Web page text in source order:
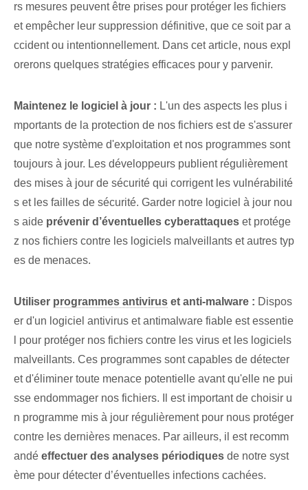
rs mesures peuvent être prises pour protéger les fichiers
et empêcher leur suppression définitive, que ce soit par a
ccident ou intentionnellement. Dans cet article, nous expl
orerons quelques stratégies efficaces pour y parvenir.
Maintenez le logiciel à jour : L'un des aspects les plus i
mportants de la protection de nos fichiers est de s'assurer
que notre système d'exploitation et nos programmes sont
toujours à jour. Les développeurs publient régulièrement
des mises à jour de sécurité qui corrigent les vulnérabilité
s et les failles de sécurité. Garder notre logiciel à jour nou
s aide prévenir d’éventuelles cyberattaques et protége
z nos fichiers contre les logiciels malveillants et autres typ
es de menaces.
Utiliser programmes antivirus et anti-malware : Dispos
er d'un logiciel antivirus et antimalware fiable est essentie
l pour protéger nos fichiers contre les virus et les logiciels
malveillants. Ces programmes sont capables de détecter
et d'éliminer toute menace potentielle avant qu'elle ne pui
sse endommager nos fichiers. Il est important de choisir u
n programme mis à jour régulièrement pour nous protéger
contre les dernières menaces. Par ailleurs, il est recomm
andé effectuer des analyses périodiques de notre syst
ème pour détecter d’éventuelles infections cachées.